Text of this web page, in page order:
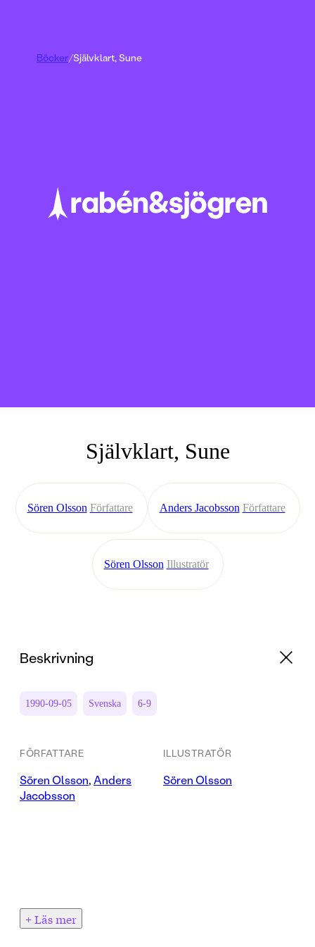
Självklart, Sune
Sören Olsson Författare Anders Jacobsson Författare
Sören Olsson Illustratör
Böcker/Självklart, Sune
Beskrivning
1990-09-05 Svenska 6-9
FÖRFATTARE
Sören Olsson, Anders
Jacobsson
ILLUSTRATÖR
Sören Olsson
+ Läs mer